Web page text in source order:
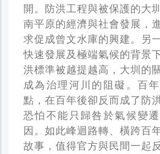
開。防洪工程與被保護的大
南平原的經濟與社會發展，
求促成曾文水庫的興建。另
快速發展及極端氣候的背景
洪標準被越提越高，大圳的
成為治理河川的阻礙。百
點，在百年後卻反而成了防
恐怕不能只歸咎於氣候變
因。如此峰迴路轉、橫跨百
故事，值得官方與民間一起